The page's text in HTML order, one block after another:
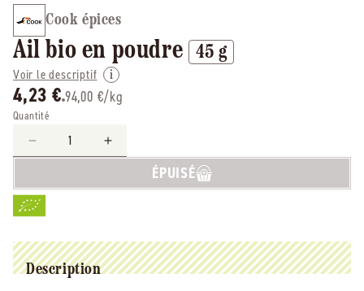
Cook épices
Ail bio en poudre 45 g
Voir le descriptif
4,23 € 94,00 €/kg
Quantité
Réduire
de
Cook
-
-
Augmenter
quantité
-
-
ÉPUISÉ
Description